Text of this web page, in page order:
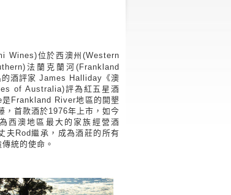
Wines)位於西澳州(Western
法蘭克蘭河(Frankland
的酒評家 James Halliday《澳
of Australia)評為紅五星酒
Frankland River地區的開墾
，首款酒於1976年上市，如今
西澳地區最大的家族經營酒
夫Rod繼承，成為酒莊的所有
統的使命。